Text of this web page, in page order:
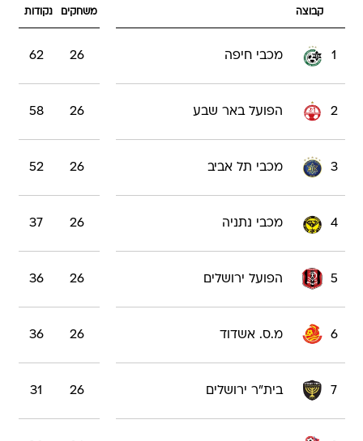
קבוצה משחקים נקודות
1 מכבי חיפה 26
62
2 הפועל באר שבע 26
58
3 מכבי תל אביב 26
52
4 מכבי נתניה 26
37
5 הפועל ירושלים 26
36
6 מ.ס. אשדוד 26
36
7 בית"ר ירושלים 26
31